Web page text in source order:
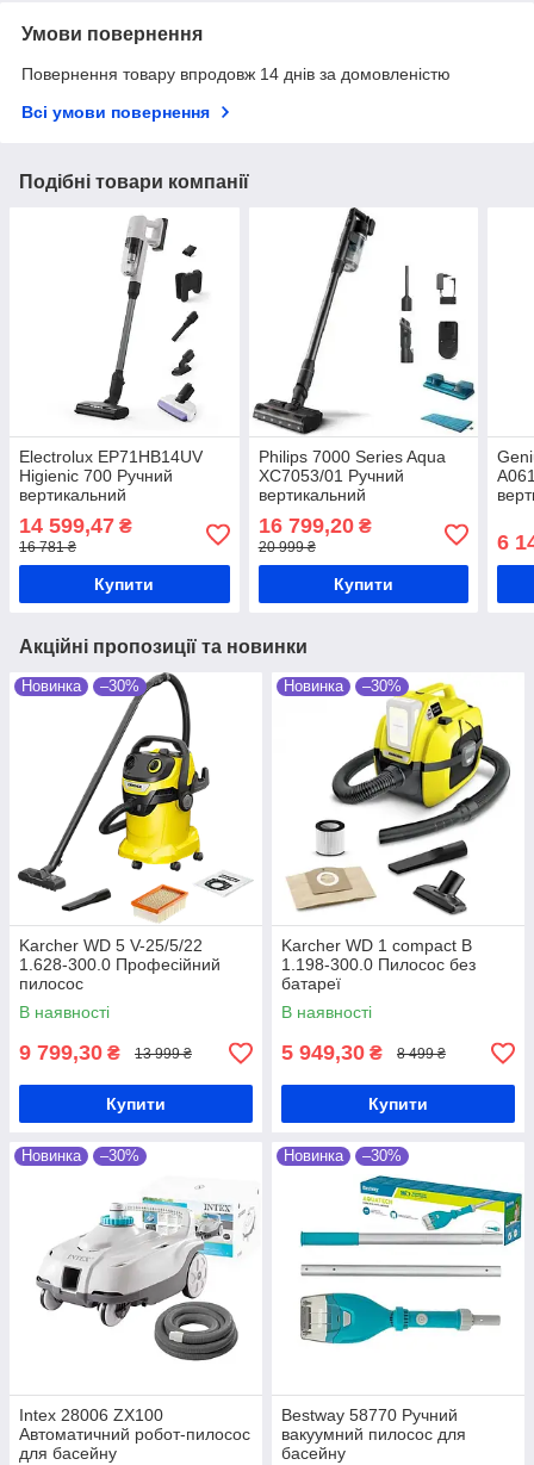
Умови повернення
Повернення товару впродовж 14 днів за домовленістю
Всі умови повернення
Подібні товари компанії
Electrolux EP71HB14UV
Higienic 700 Ручний
вертикальний
бездротовий пилосос
14 599,47 ₴
16 781 ₴
Купити
Philips 7000 Series Aqua
XC7053/01 Ручний
вертикальний
бездротовий пилосос
16 799,20₴
20 999 ₴
Купити
6
Акційні пропозиції та новинки
Новинка –30%
Karcher WD 5 V-25/5/22
1.628-300.0 Професійний
пилосос
В наявності
9 799,30 ₴ 13 999 ₴
Купити
Новинка –30%
Karcher WD 1 compact B
1.198-300.0 Пилосос без
батареї
В наявності
5 949,30 ₴ 8 499 ₴
Купити
Новинка –30%
Intex 28006 ZX100
Автоматичний робот-пилосос
для басейну
Новинка –30%
Bestway 58770 Ручний
вакуумний пилосос для
басейну